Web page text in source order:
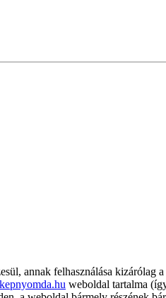
annak felhasználása kizárólag
weboldal tartalma